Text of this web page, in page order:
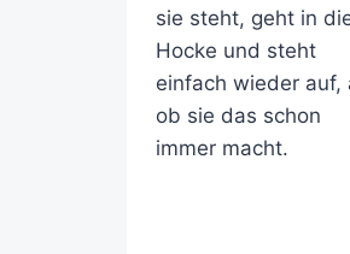
sie steht, geht in
Hocke und steht
einfach wieder auf,
ob sie das schon
immer macht.